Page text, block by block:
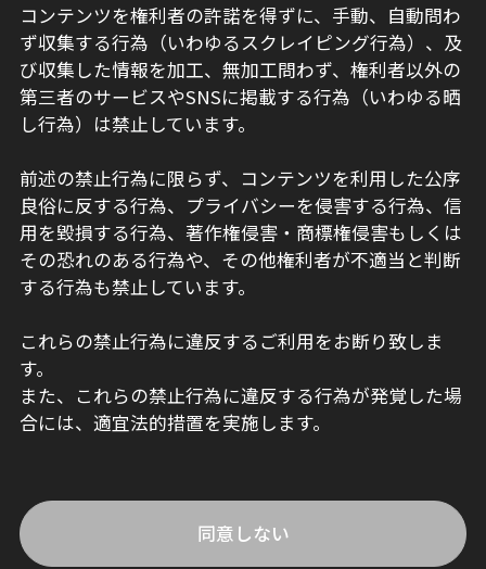
コンテンツを権利者の許諾を得ずに、手動、自動問わ
ず収集する行為（いわゆるスクレイピング行為）、及
び収集した情報を加工、無加工問わず、権利者以外の
第三者のサービスやSNSに掲載する行為（いわゆる晒
し行為）は禁止しています。
前述の禁止行為に限らず、コンテンツを利用した公序
良俗に反する行為、プライバシーを侵害する行為、信
用を毀損する行為、著作権侵害・商標権侵害もしくは
その恐れのある行為や、その他権利者が不適当と判断
する行為も禁止しています。
これらの禁止行為に違反するご利用をお断り致しま
す。
また、これらの禁止行為に違反する行為が発覚した場
合には、適宜法的措置を実施します。
同意しない